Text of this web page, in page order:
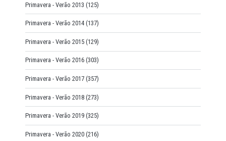
Primavera - Verão 2013 (125)
Primavera - Verão 2014 (137)
Primavera - Verão 2015 (129)
Primavera - Verão 2016 (303)
Primavera - Verão 2017 (357)
Primavera - Verão 2018 (273)
Primavera - Verão 2019 (325)
Primavera - Verão 2020 (216)